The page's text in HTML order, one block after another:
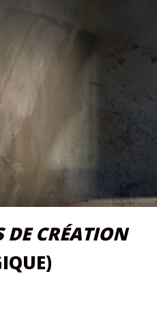
DE CRÉATION